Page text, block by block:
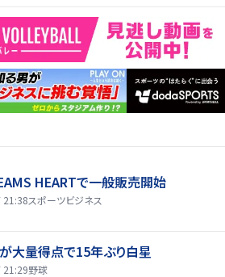
HEARTで一般販売開始
スポーツビジネス
大量得点で15年ぶり白星
野球